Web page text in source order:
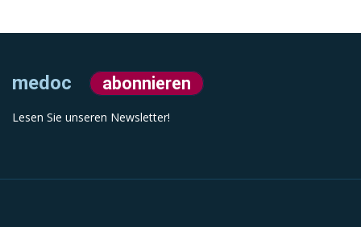
medoc abonnieren
Lesen Sie unseren Newsletter!